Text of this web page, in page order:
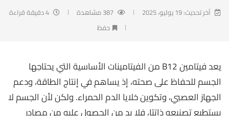
آخر تحديث:19 يوليو، 2025 387مشاهدة
4 دقيقة قراءة
حفظ
يعد فيتامين B12 من الفيتامينات الأساسية التي يحتاجها
الجسم للحفاظ على صحته، إذ يساهم في إنتاج الطاقة، ودعم
الجهاز العصبي، وتكوين خلايا الدم الحمراء. ولكن لأن الجسم لا
يستطيع تصنيعه ذاتيًا، فلا بد من الحصول عليه من مصادر